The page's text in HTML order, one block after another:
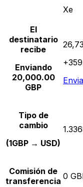
Xe
El
destinatario
recibe
Enviando
20,000.00
GBP
Tipo de
cambio
(1GBP → USD)
Comisión de
transferencia 0